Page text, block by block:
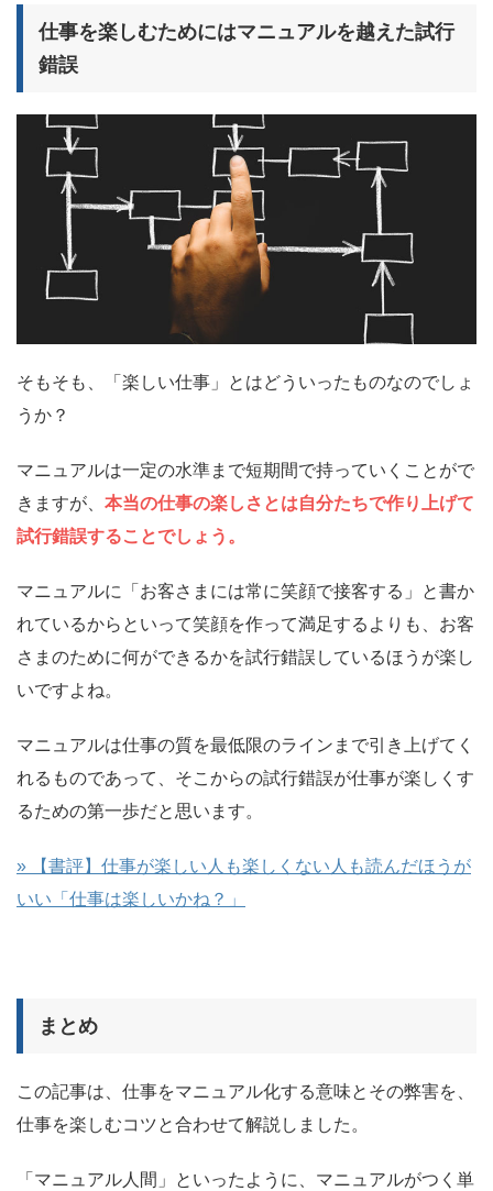
仕事を楽しむためにはマニュアルを越えた試行
錯誤
そもそも、「楽しい仕事」とはどういったものなのでしょ
うか？
マニュアルは一定の水準まで短期間で持っていくことがで
きますが、 本当の仕事の楽しさとは自分たちで作り上げて
試行錯誤することでしょう。
マニュアルに「お客さまには常に笑顔で接客する」と書か
れているからといって笑顔を作って満足するよりも、お客
さまのために何ができるかを試行錯誤しているほうが楽し
いですよね。
マニュアルは仕事の質を最低限のラインまで引き上げてく
れるものであって、そこからの試行錯誤が仕事が楽しくす
るための第一歩だと思います。
» 【書評】仕事が楽しい人も楽しくない人も読んだほうが
いい「仕事は楽しいかね？」
まとめ
この記事は、仕事をマニュアル化する意味とその弊害を、
仕事を楽しむコツと合わせて解説しました。
「マニュアル人間」といったように、マニュアルがつく単